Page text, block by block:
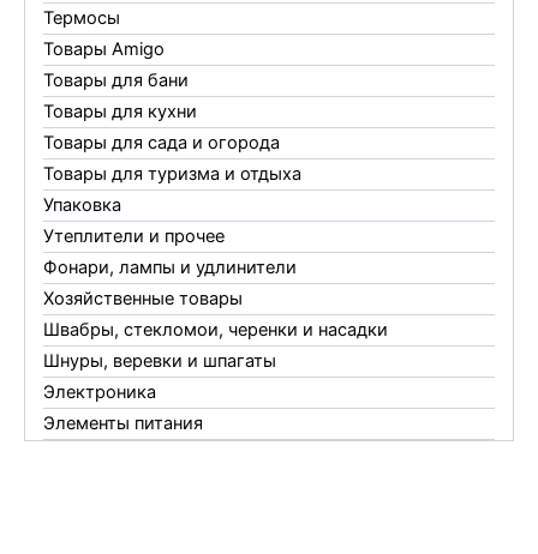
Термосы
Товары Amigo
Товары для бани
Товары для кухни
Товары для сада и огорода
Товары для туризма и отдыха
Упаковка
Утеплители и прочее
Фонари, лампы и удлинители
Хозяйственные товары
Швабры, стекломои, черенки и насадки
Шнуры, веревки и шпагаты
Электроника
Элементы питания